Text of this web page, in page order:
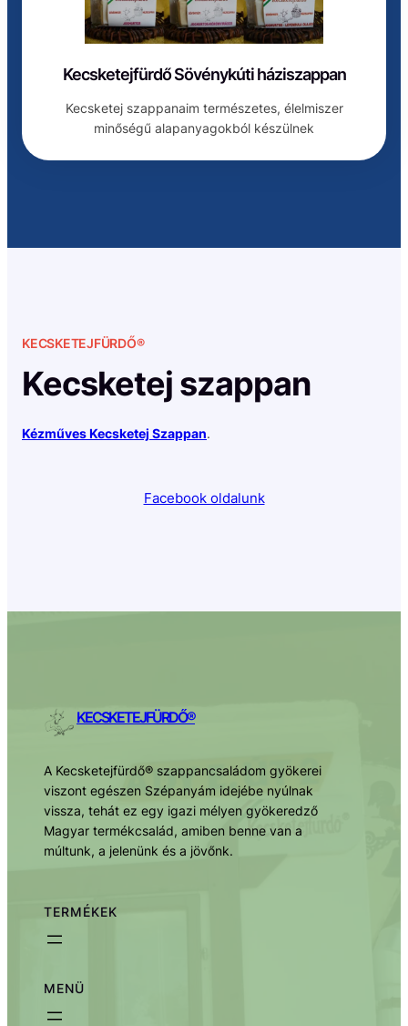
Kecsketejfürdő Sövénykúti háziszappan
Kecsketej szappanaim természetes, élelmiszer
minőségű alapanyagokból készülnek
KECSKETEJFÜRDŐ®
Kecsketej szappan
Kézműves Kecsketej Szappan.
Facebook oldalunk
KECSKETEJFÜRDŐ®
A Kecsketejfürdő® szappancsaládom gyökerei
viszont egészen Szépanyám idejébe nyúlnak
vissza, tehát ez egy igazi mélyen gyökeredző
Magyar termékcsalád, amiben benne van a
múltunk, a jelenünk és a jövőnk.
TERMÉKEK
MENÜ